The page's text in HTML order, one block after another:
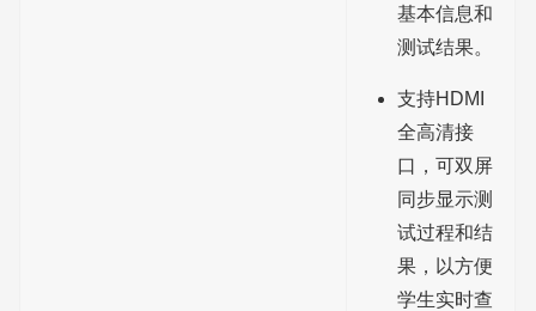
基本信息和
测试结果。
支持HDMI
全高清接
口，可双屏
同步显示测
试过程和结
果，以方便
学生实时查